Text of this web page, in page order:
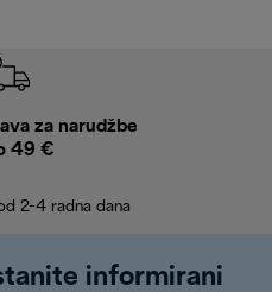
za narudžbe
49 €
2-4 radna dana
informirani